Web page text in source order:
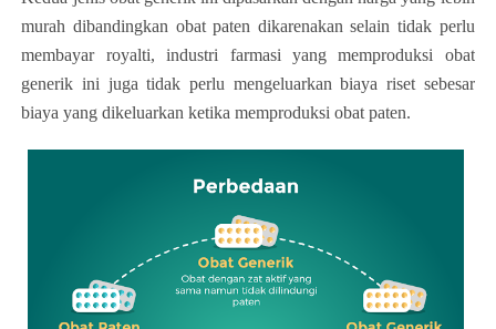
murah dibandingkan obat paten dikarenakan selain tidak perlu
membayar royalti, industri farmasi yang memproduksi obat
generik ini juga tidak perlu mengeluarkan biaya riset sebesar
biaya yang dikeluarkan ketika memproduksi obat paten.